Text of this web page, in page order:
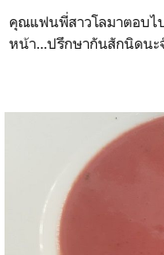
คุณแฟนพี่สาวโลมาตอบไ
หน้า...ปรึกษากันสักนิดนะ